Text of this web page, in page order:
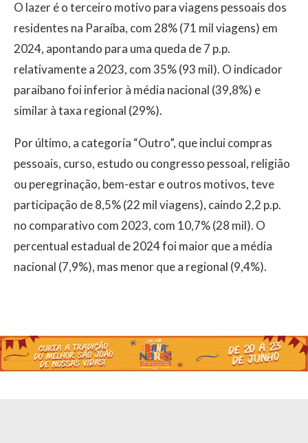
O lazer é o terceiro motivo para viagens pessoais dos
residentes na Paraíba, com 28% (71 mil viagens) em
2024, apontando para uma queda de 7 p.p.
relativamente a 2023, com 35% (93 mil). O indicador
paraibano foi inferior à média nacional (39,8%) e
similar à taxa regional (29%).
Por último, a categoria “Outro”, que inclui compras
pessoais, curso, estudo ou congresso pessoal, religião
ou peregrinação, bem-estar e outros motivos, teve
participação de 8,5% (22 mil viagens), caindo 2,2 p.p.
no comparativo com 2023, com 10,7% (28 mil). O
percentual estadual de 2024 foi maior que a média
nacional (7,9%), mas menor que a regional (9,4%).